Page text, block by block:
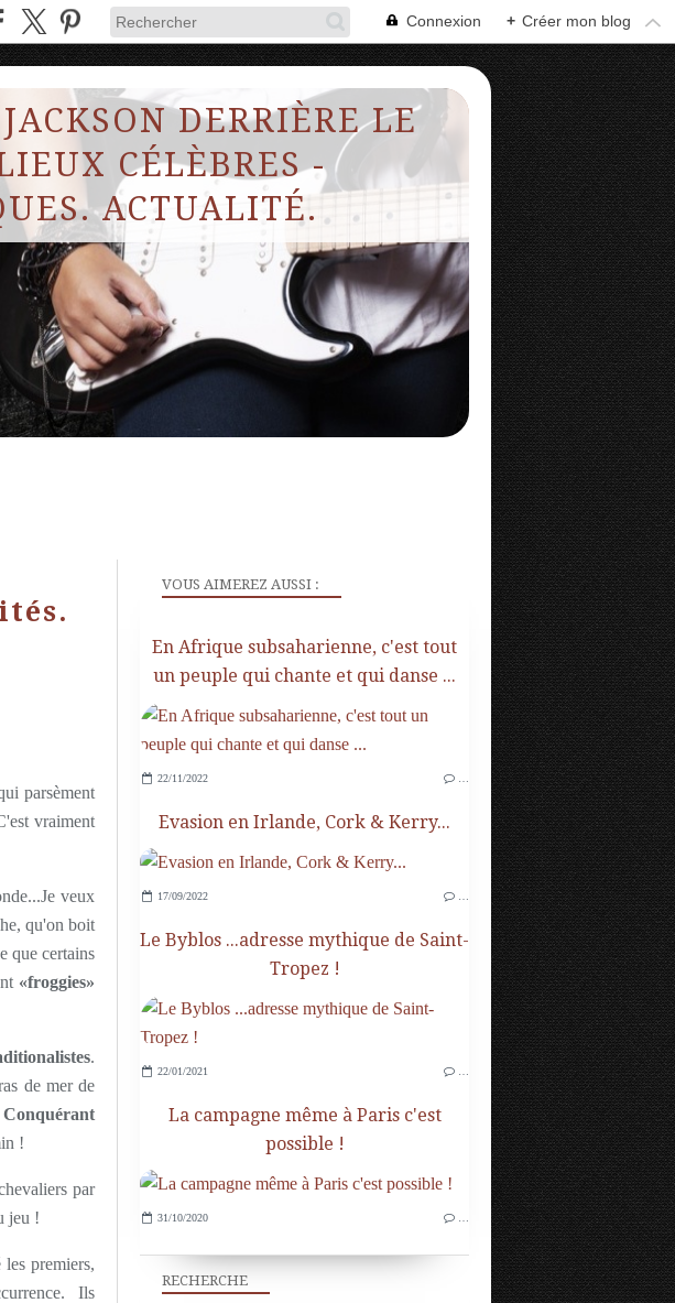
Connexion + Créer mon blog
DERRIÈRE LE
CÉLÈBRES -
ACTUALITÉ.
parsèment
vraiment
veux
qu'on boit
que certains
«froggies»
.
de mer de
!
par
jeu !
premiers,
Ils
RECHERCHE
VOUS AIMEREZ AUSSI :
En Afrique subsaharienne, c'est tout
un peuple qui chante et qui danse ...
22/11/2022
Evasion en Irlande, Cork & Kerry...
17/09/2022
Le Byblos ...adresse mythique de Saint-
Tropez !
22/01/2021
La campagne même à Paris c'est
possible !
31/10/2020